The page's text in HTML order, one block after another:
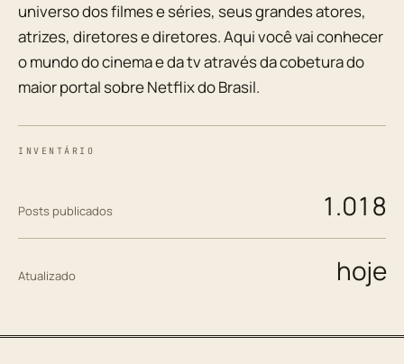
universo dos filmes e séries, seus grandes atores,
atrizes, diretores e diretores. Aqui você vai conhecer
o mundo do cinema e da tv através da cobetura do
maior portal sobre Netflix do Brasil.
INVENTÁRIO
Posts publicados 1.018
Atualizado hoje